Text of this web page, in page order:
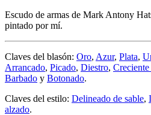
Escudo de armas de Mark Antony
pintado por mí.
Claves del blasón: Oro, Azur, Plata,
Arrancado, Picado, Diestro,
Barbado y Botonado.
Claves del estilo: Delineado de sable,
alzado.